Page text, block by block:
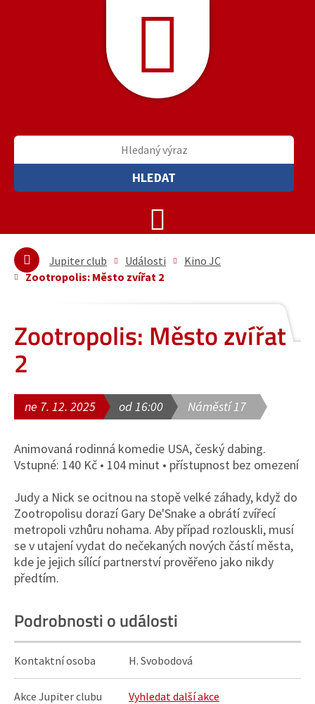
HLEDAT
Jupiter club Události
Kino JC
Zootropolis: Město zvířat 2
Zootropolis: Město zvířat
2
ne 7. 12. 2025 od 16:00 Náměstí 17
Animovaná rodinná komedie USA, český dabing.
Vstupné: 140 Kč • 104 minut • přístupnost bez omezení
Judy a Nick se ocitnou na stopě velké záhady, když do
Zootropolisu dorazí Gary De'Snake a obrátí zvířecí
metropoli vzhůru nohama. Aby případ rozlouskli, musí
se v utajení vydat do nečekaných nových částí města,
kde je jejich sílící partnerství prověřeno jako nikdy
předtím.
Podrobnosti o události
Kontaktní osoba H. Svobodová
Akce Jupiter clubu Vyhledat další akce